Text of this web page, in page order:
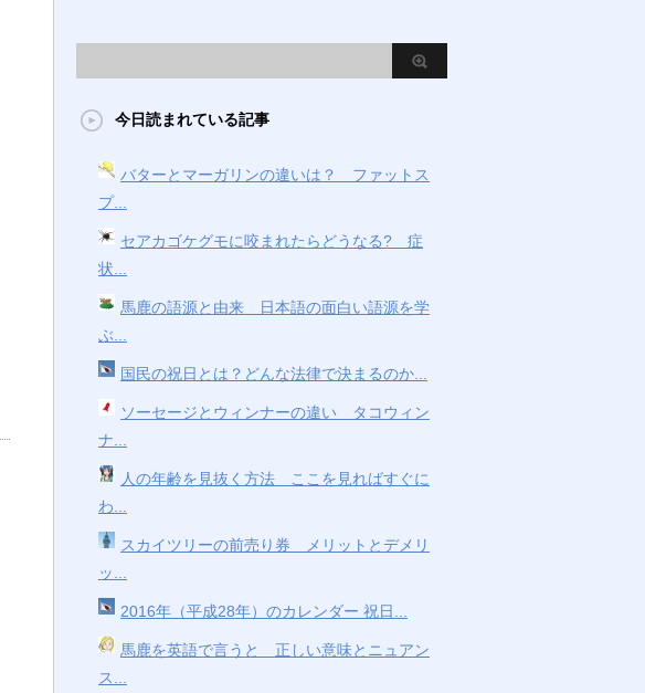
今日読まれている記事
バターとマーガリンの違いは？ ファットス
プ...
セアカゴケグモに咬まれたらどうなる? 症
状...
馬鹿の語源と由来 日本語の面白い語源を学
ぶ...
国民の祝日とは？どんな法律で決まるのか...
ソーセージとウィンナーの違い タコウィン
ナ...
人の年齢を見抜く方法 ここを見ればすぐに
わ...
スカイツリーの前売り券 メリットとデメリ
ッ...
2016年（平成28年）のカレンダー 祝日...
馬鹿を英語で言うと 正しい意味とニュアン
ス...